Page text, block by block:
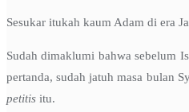
Sesukar itukah kaum Adam di era
Sudah dimaklumi bahwa sebelum
pertanda, sudah jatuh masa bulan
petitis itu.